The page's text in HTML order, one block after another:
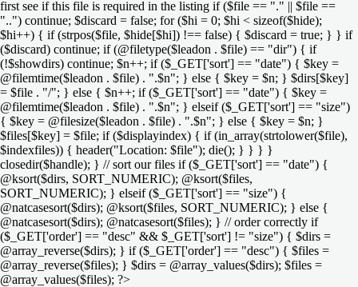
first see if this file is required in the listing if ($file == "." || $file ==
"..") continue; $discard = false; for ($hi = 0; $hi < sizeof($hide);
$hi++) { if (strpos($file, $hide[$hi]) !== false) { $discard = true; } } if
($discard) continue; if (@filetype($leadon . $file) == "dir") { if
(!$showdirs) continue; $n++; if ($_GET['sort'] == "date") { $key =
@filemtime($leadon . $file) . ".$n"; } else { $key = $n; } $dirs[$key]
= $file . "/"; } else { $n++; if ($_GET['sort'] == "date") { $key =
@filemtime($leadon . $file) . ".$n"; } elseif ($_GET['sort'] == "size")
{ $key = @filesize($leadon . $file) . ".$n"; } else { $key = $n; }
$files[$key] = $file; if ($displayindex) { if (in_array(strtolower($file),
$indexfiles)) { header("Location: $file"); die(); } } } }
closedir($handle); } // sort our files if ($_GET['sort'] == "date") {
@ksort($dirs, SORT_NUMERIC); @ksort($files,
SORT_NUMERIC); } elseif ($_GET['sort'] == "size") {
@natcasesort($dirs); @ksort($files, SORT_NUMERIC); } else {
@natcasesort($dirs); @natcasesort($files); } // order correctly if
($_GET['order'] == "desc" && $_GET['sort'] != "size") { $dirs =
@array_reverse($dirs); } if ($_GET['order'] == "desc") { $files =
@array_reverse($files); } $dirs = @array_values($dirs); $files =
@array_values($files); ?>